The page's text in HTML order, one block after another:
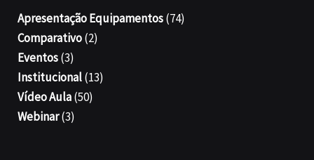
Apresentação Equipamentos(74)
Comparativo(2)
Eventos(3)
Institucional(13)
Vídeo Aula(50)
Webinar(3)